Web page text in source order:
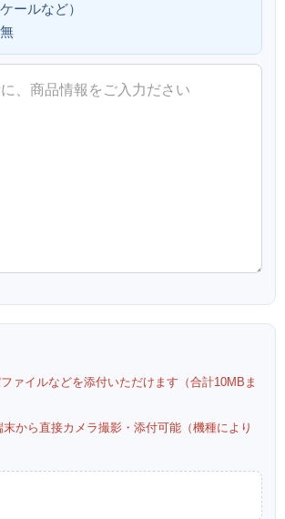
ールなど）
ァイルなどを添付いただけます（合計10MBま
から直接カメラ撮影・添付可能（機種により